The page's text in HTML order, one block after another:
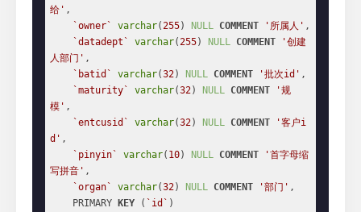
给' ,
`owner`
varchar(255) NULL COMMENT '所属人' ,
`datadept`
varchar(255) NULL COMMENT
'创建
人部门' ,
`batid`
varchar(32) NULL COMMENT '批次id' ,
`maturity`
varchar(32) NULL COMMENT
'规
模' ,
`entcusid`
varchar(32) NULL COMMENT
'客户i
d' ,
`pinyin`
varchar( 10) NULL COMMENT
'首字母缩
写拼音' ,
`organ`
varchar(32) NULL COMMENT '部门' ,
    PRIMARY
KEY ( `id` )